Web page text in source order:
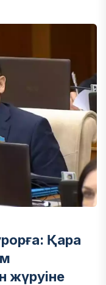
Қара
жүруіне